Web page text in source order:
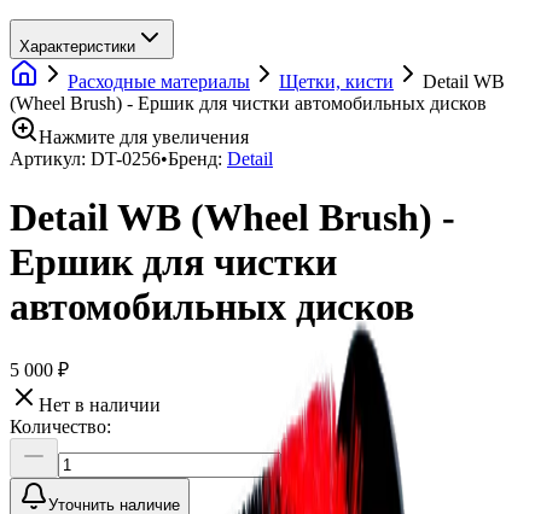
Характеристики
Расходные материалы Щетки, кисти
Detail WB
(Wheel Brush) - Ершик для чистки автомобильных дисков
Нажмите для увеличения
Артикул: DT-0256•Бренд: Detail
Detail WB (Wheel Brush) -
Ершик для чистки
автомобильных дисков
5 000 ₽
Нет в наличии
Количество:
Уточнить наличие